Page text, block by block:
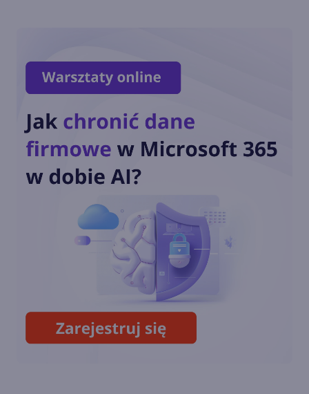
pobranie Paint 3D
Przedłużone wsparcie
konsumentów. Ile będzie
kosztować?
Październikowa aktualizacja
opcjonalna Windows 10 22H2
(build 19045.5073)